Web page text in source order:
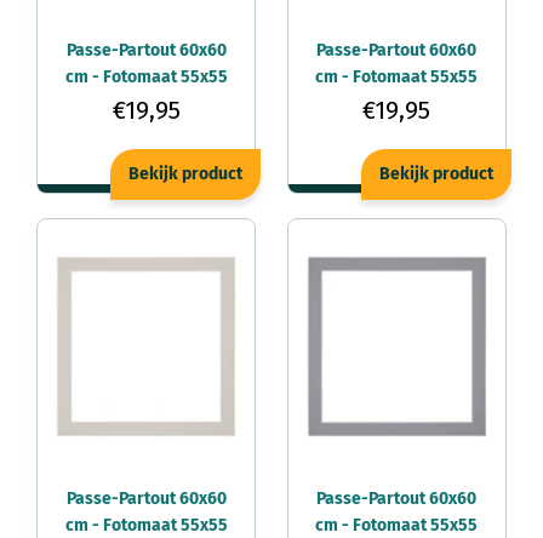
Passe-Partout 60x60
cm - Fotomaat 55x55
cm - Beige - Voor
€19,95
Bekijk product
Passe-Partout 60x60
cm - Fotomaat 55x55
cm - Geel - Voor
€19,95
Bekijk product
Passe-Partout 60x60
cm - Fotomaat 55x55
Passe-Partout 60x60
cm - Fotomaat 55x55